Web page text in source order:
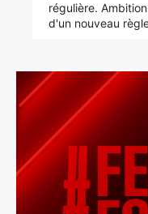
régulière.
d'un nouveau